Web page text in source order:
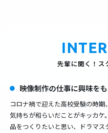
先輩に聞く！ス
映像制作の仕事に興味を
コロナ禍で迎えた高校受験の時
気持ちが和らいだことがキッカ
品をつくりたいと思い、ドラマ